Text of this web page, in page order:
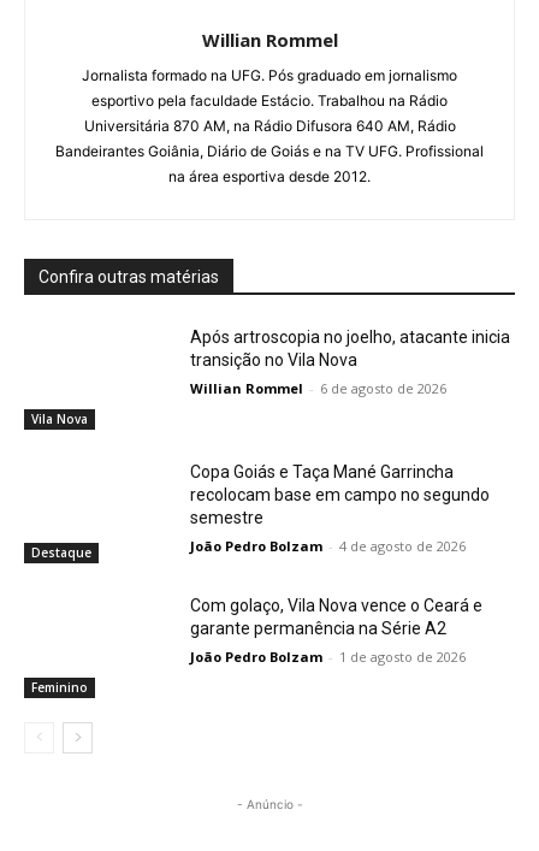
Willian Rommel
Jornalista formado na UFG. Pós graduado em jornalismo
esportivo pela faculdade Estácio. Trabalhou na Rádio
Universitária 870 AM, na Rádio Difusora 640 AM, Rádio
Bandeirantes Goiânia, Diário de Goiás e na TV UFG. Profissional
na área esportiva desde 2012.
Confira outras matérias
Vila Nova
Após artroscopia no joelho, atacante inicia
transição no Vila Nova
Willian Rommel - 6 de agosto de 2026
Destaque
Copa Goiás e Taça Mané Garrincha
recolocam base em campo no segundo
semestre
João Pedro Bolzam - 4 de agosto de 2026
Feminino
Com golaço, Vila Nova vence o Ceará e
garante permanência na Série A2
João Pedro Bolzam - 1 de agosto de 2026
- Anúncio -